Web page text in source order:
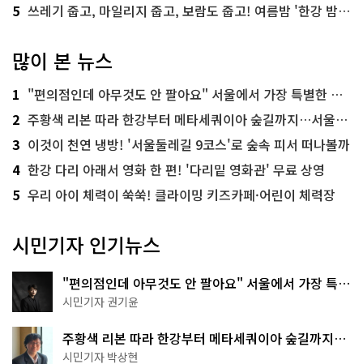
5 쓰레기 줍고, 마일리지 줍고, 보람도 줍고! 여름밤 '한강 밤마실 줍깅'
많이 본 뉴스
1 "편의점인데 아무것도 안 팔아요" 서울에서 가장 특별한 편의점의 정체
2 주황색 리본 따라 한강부터 메타세쿼이아 숲길까지…서울둘레길 15코스
3 이것이 천연 냉방! '서울둘레길 9코스'로 숲속 피서 떠나볼까
4 한강 다리 아래서 영화 한 편! '다리밑 영화관' 무료 상영
5 우리 아이 체력이 쑥쑥! 클라이밍 키즈카페·어린이 체력장
시민기자 인기뉴스
"편의점인데 아무것도 안 팔아요" 서울에서 가장 특별
한 편의점의 정체
시민기자 권기윤
주황색 리본 따라 한강부터 메타세쿼이아 숲길까지…
서울둘레길 15코스
시민기자 박상현